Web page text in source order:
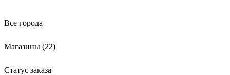
Все города
Магазины (22)
Статус заказа